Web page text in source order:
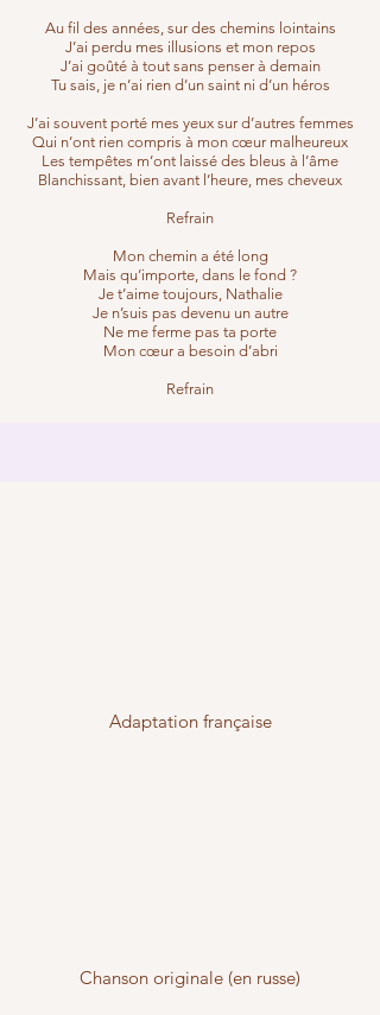
Au fil des années, sur des chemins lointains
J’ai perdu mes illusions et mon repos
J’ai goûté à tout sans penser à demain
Tu sais, je n’ai rien d’un saint ni d’un héros
J’ai souvent porté mes yeux sur d’autres femmes
Qui n’ont rien compris à mon cœur malheureux
Les tempêtes m’ont laissé des bleus à l’âme
Blanchissant, bien avant l’heure, mes cheveux
Refrain
Mon chemin a été long
Mais qu’importe, dans le fond ?
Je t’aime toujours, Nathalie
Je n’suis pas devenu un autre
Ne me ferme pas ta porte
Mon cœur a besoin d’abri
Refrain
Adaptation française
Chanson originale (en russe)